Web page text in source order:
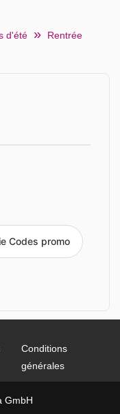
d'été
Rentrée
Codes promo
Conditions
générales
GmbH